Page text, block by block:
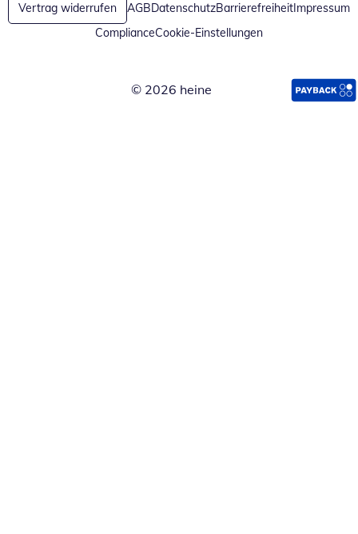
Vertrag widerrufen AGBDatenschutzBarrierefreiheitImpressum
ComplianceCookie-Einstellungen
© 2026 heine